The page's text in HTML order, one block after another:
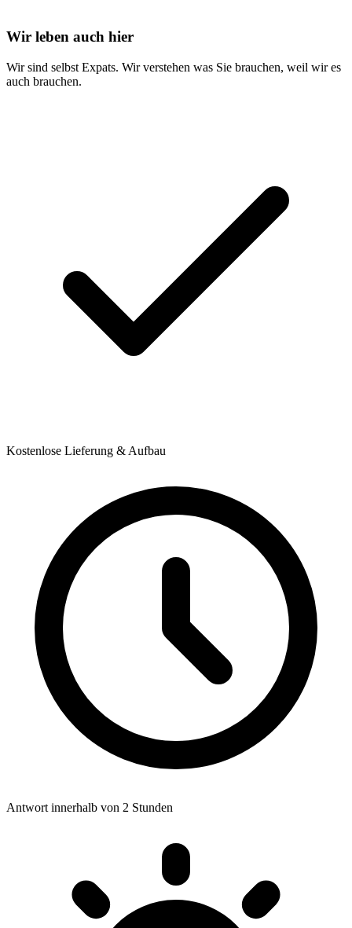
Wir leben auch hier
Wir sind selbst Expats. Wir verstehen was Sie brauchen, weil wir es
auch brauchen.
Kostenlose Lieferung & Aufbau
Antwort innerhalb von 2 Stunden